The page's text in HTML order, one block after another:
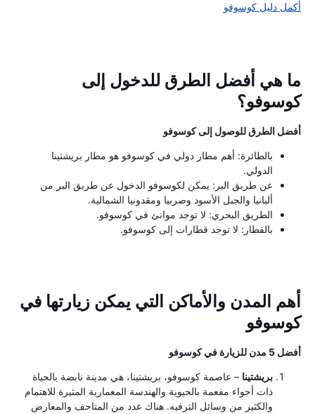
أكمل دليل كوسوفو
ما هي أفضل الطرق للدخول إلى
كوسوفو؟
أفضل الطرق للوصول إلى كوسوفو
بالطائرة: أهم مطار دولي في كوسوفو هو مطار بريشتينا
الدولي.
عن طريق البر: يمكن لكوسوفو الدخول عن طريق البر من
ألبانيا والجبل الأسود وصربيا ومقدونيا الشمالية.
الطريق البحري: لا توجد موانئ في كوسوفو.
بالقطار: لا توجد قطارات إلى كوسوفو.
أهم المدن والأماكن التي يمكن زيارتها في
كوسوفو
أفضل 5 مدن للزيارة في كوسوفو
بريشتينا – عاصمة كوسوفو، بريشتينا، هي مدينة نابضة بالحياة
ذات أجواء مفعمة بالحيوية والهندسة المعمارية المثيرة للاهتمام
والكثير من وسائل الترفيه. هناك عدد من المتاحف والمعارض